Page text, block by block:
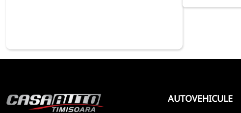
AUTOVEHICULE